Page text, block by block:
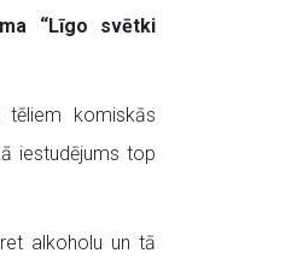
“Līgo svētki
komiskās
iestudējums top
alkoholu un tā